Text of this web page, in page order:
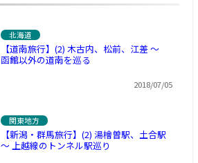
北海道
【道南旅行】(2) 木古内、松前、江差 ～
函館以外の道南を巡る
2018/07/05
関東地方
【新潟・群馬旅行】(2) 湯檜曽駅、土合駅
～ 上越線のトンネル駅巡り